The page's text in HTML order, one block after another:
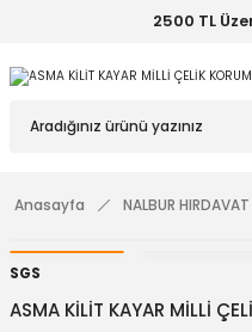
2500 TL
Anasayfa NALBUR HIRDAVAT
SGS
ASMA KİLİT KAYAR MİLLİ